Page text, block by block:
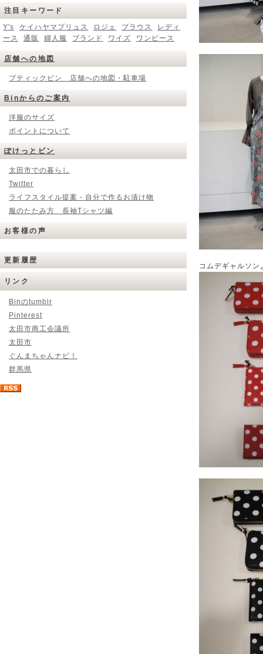
注目キーワード
Y's
ケイハヤマプリュス ロジェ ブラウス
レディ
ース
通販 婦人服 ブランド ワイズ ワンピース
店舗への地図
ブティックビン 店舗への地図・駐車場
Binからのご案内
洋服のサイズ
ポイントについて
ぽけっとビン
太田市での暮らし
Twitter
ライフスタイル提案 - 自分で作るお漬け物
服のたたみ方 長袖Tシャツ編
お客様の声
更新履歴
リンク
Binのtumblr
Pinterest
太田市商工会議所
太田市
ぐんまちゃんナビ！
群馬県
コムデギャルソ